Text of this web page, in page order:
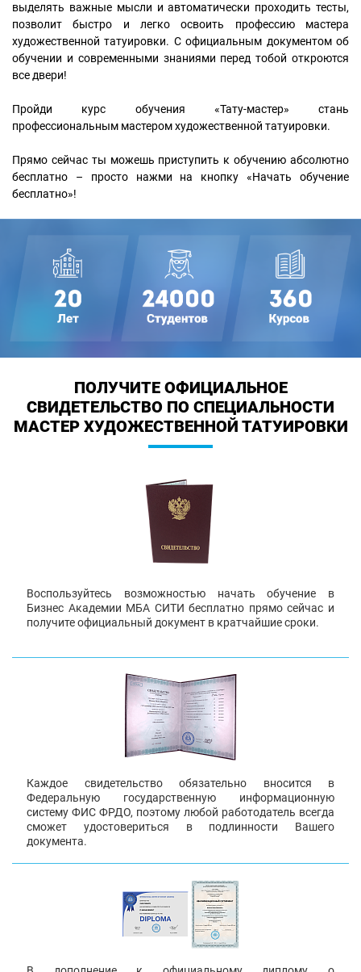
выделять важные мысли и автоматически проходить тесты,
позволит быстро и легко освоить профессию мастера
художественной татуировки. С официальным документом об
обучении и современными знаниями перед тобой откроются
все двери!
Пройди курс обучения «Тату-мастер» стань
профессиональным мастером художественной татуировки.
Прямо сейчас ты можешь приступить к обучению абсолютно
бесплатно – просто нажми на кнопку «Начать обучение
бесплатно»!
ПОЛУЧИТЕ ОФИЦИАЛЬНОЕ
СВИДЕТЕЛЬСТВО ПО СПЕЦИАЛЬНОСТИ
МАСТЕР ХУДОЖЕСТВЕННОЙ ТАТУИРОВКИ
Воспользуйтесь возможностью начать обучение в
Бизнес Академии МБА СИТИ бесплатно прямо сейчас и
получите официальный документ в кратчайшие сроки.
Каждое свидетельство обязательно вносится в
Федеральную государственную информационную
систему ФИС ФРДО, поэтому любой работодатель всегда
сможет удостовериться в подлинности Вашего
документа.